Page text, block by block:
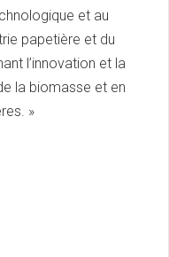
et au
papetière et du
l’innovation et la
la biomasse et en
»